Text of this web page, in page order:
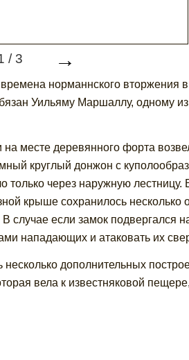
/3 →
норманнского вторжения
Уильяму Маршаллу, одному
месте деревянного форта
круглый донжон с
через наружную лестницу.
крыше сохранилось несколько
случае если замок подвергался
нападающих и атаковать их
дополнительных
вела к известняковой